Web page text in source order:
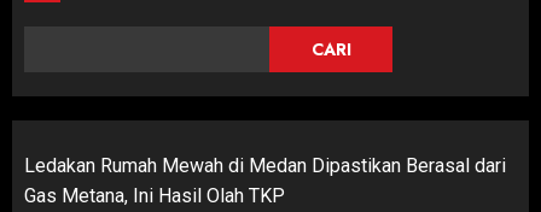
CARI
Ledakan Rumah Mewah di Medan Dipastikan Berasal dari
Gas Metana, Ini Hasil Olah TKP